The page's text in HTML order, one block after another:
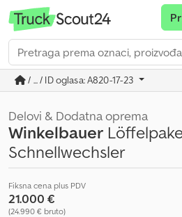
/ ... / ID oglasa: A820-17-23
Delovi & Dodatna oprema
Winkelbauer
Schnellwechsler
Fiksna cena plus PDV
21.000 €
(24.990 € bruto)